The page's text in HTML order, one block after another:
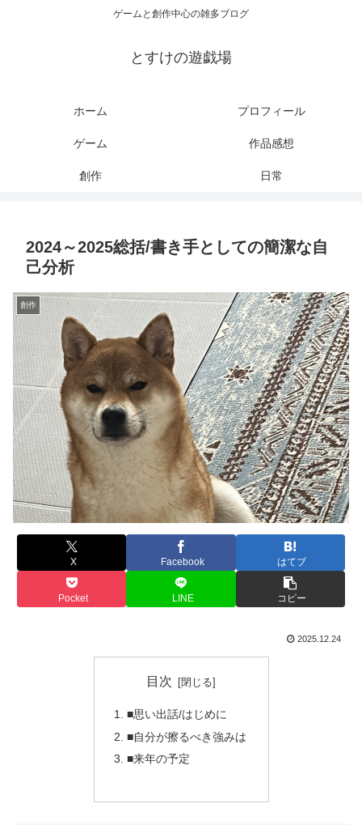
ゲームと創作中心の雑多ブログ
とすけの遊戯場
ホーム プロフィール
ゲーム 作品感想
創作 日常
2024～2025総括/書き手としての簡潔な自
己分析
創作
X Facebook はてブ
Pocket LINE コピー
2025.12.24
目次
■思い出話/はじめに
■自分が擦るべき強みは
■来年の予定